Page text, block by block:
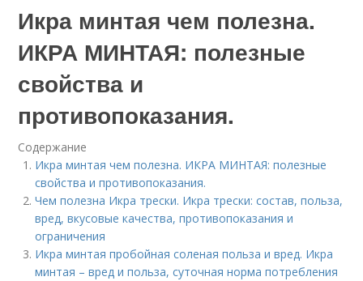
Икра минтая чем полезна.
ИКРА МИНТАЯ: полезные
свойства и
противопоказания.
Содержание
Икра минтая чем полезна. ИКРА МИНТАЯ: полезные
свойства и противопоказания.
Чем полезна Икра трески. Икра трески: состав, польза,
вред, вкусовые качества, противопоказания и
ограничения
Икра минтая пробойная соленая польза и вред. Икра
минтая – вред и польза, суточная норма потребления